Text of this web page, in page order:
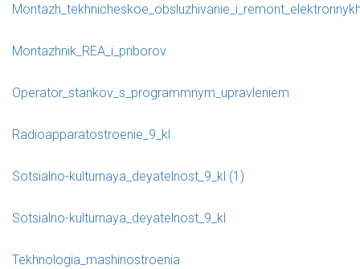
Montazhnik_REA_i_priborov
Operator_stankov_s_programmnym_upravleniem
Radioapparatostroenie_9_kl
Sotsialno-kulturnaya_deyatelnost_9_kl (1)
Sotsialno-kulturnaya_deyatelnost_9_kl
Tekhnologia_mashinostroenia